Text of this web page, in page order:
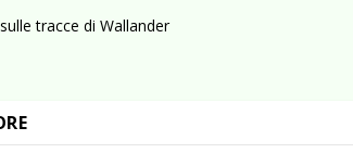
tracce di Wallander